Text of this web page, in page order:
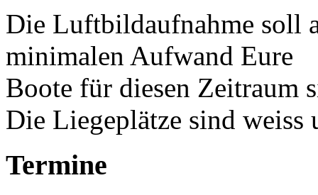
Die Luftbildaufnahme soll
minimalen Aufwand Eure
Boote für diesen Zeitraum
Die Liegeplätze sind weiss
Termine